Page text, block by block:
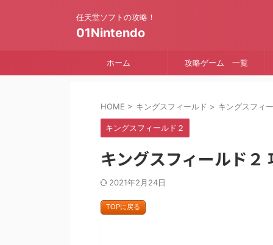
任天堂ソフトの攻略！
01Nintendo
ホーム 攻略ゲーム 一覧
HOME > キングスフィールド > キングスフィ
キングスフィールド２
キングスフィールド２
2021年2月24日
TOPに戻る